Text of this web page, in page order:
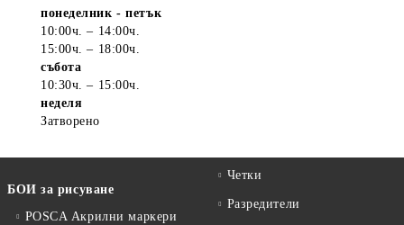
понеделник - петък
10:00ч. – 14:00ч.
15:00ч. – 18:00ч.
събота
10:30ч. – 15:00ч.
неделя
Затворено
БОИ за рисуване
POSCA Акрилни маркери
Четки
Разредители